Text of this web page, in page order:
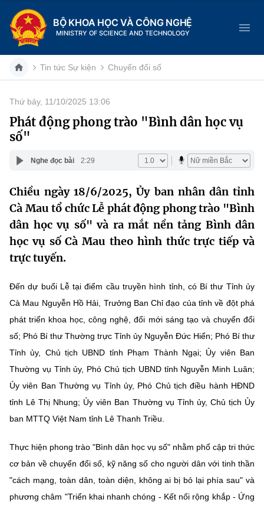
BỘ KHOA HỌC VÀ CÔNG NGHỆ
MINISTRY OF SCIENCE AND TECHNOLOGY
Danh mục
Trang chủ
Giới thiệu
Chức năng nhiệm vụ
Cơ cấu tổ chức
Lịch sử phát triển
Sở Khoa học và Công nghệ
Tin tức sự kiện
Khoa học và Công nghệ
Đổi mới sáng tạo
Chuyển đổi số
Bưu chính, Viễn thông
Sở hữu trí tuệ
Tiêu chuẩn, đo lường, chất lượng
Năng lượng nguyên tử
Tin tổng hợp
Dịch vụ công
Hệ thống văn bản
Văn bản chỉ đạo điều hành
Lấy ý kiến người dân về dự thảo VBQPPL
THỐNG KÊ
Khoa học và Công nghệ
Chuyển đổi số
Bưu chính, Viễn thông
Sở hữu trí tuệ
Tiêu chuẩn, đo lường, chất lượng
Multimedia
THƯ ĐIỆN TỬ
Khác
Videos
Voice
Tin tức Sự kiện Chuyển đổi số
Thứ bảy, 11/10/2025 13:06
Phát động phong trào "Bình dân học vụ
số"
Nghe đọc bài 2:29
Chiều ngày 18/6/2025, Ủy ban nhân dân tỉnh
Cà Mau tổ chức Lễ phát động phong trào "Bình
dân học vụ số" và ra mắt nền tảng Bình dân
học vụ số Cà Mau theo hình thức trực tiếp và
trực tuyến.
Đến dự buổi Lễ tại điểm cầu truyền hình tỉnh, có Bí thư Tỉnh ủy
Cà Mau Nguyễn Hồ Hải, Trưởng Ban Chỉ đạo của tỉnh về đột phá
phát triển khoa học, công nghệ, đổi mới sáng tạo và chuyển đổi
số; Phó Bí thư Thường trực Tỉnh ủy Nguyễn Đức Hiển; Phó Bí thư
Tỉnh ủy, Chủ tịch UBND tỉnh Phạm Thành Ngại; Ủy viên Ban
Thường vụ Tỉnh ủy, Phó Chủ tịch UBND tỉnh Nguyễn Minh Luân;
Ủy viên Ban Thường vụ Tỉnh ủy, Phó Chủ tịch điều hành HĐND
tỉnh Lê Thị Nhung; Ủy viên Ban Thường vụ Tỉnh ủy, Chủ tịch Ủy
ban MTTQ Việt Nam tỉnh Lê Thanh Triều.
Thực hiện phong trào "Bình dân học vụ số" nhằm phổ cập tri thức
cơ bản về chuyển đổi số, kỹ năng số cho người dân với tinh thần
"cách mạng, toàn dân, toàn diện, không ai bị bỏ lại phía sau" và
phương châm "Triển khai nhanh chóng - Kết nối rộng khắp - Ứng